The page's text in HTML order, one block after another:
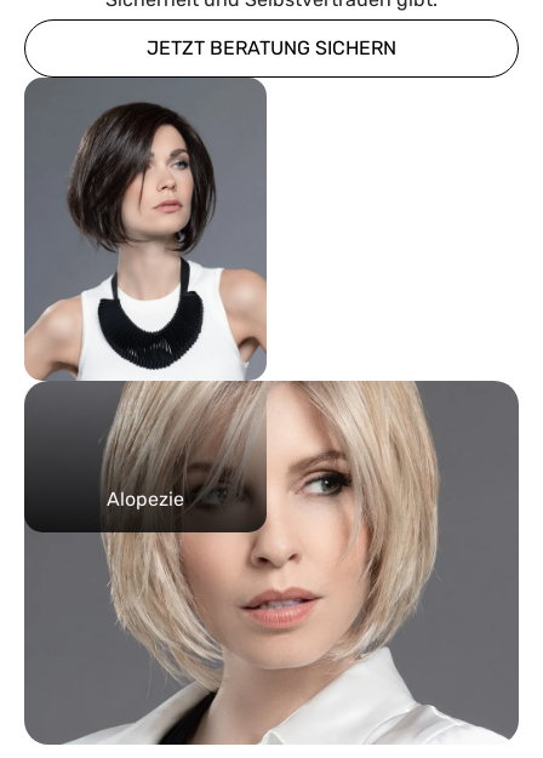
JETZT BERATUNG SICHERN
Alopezie